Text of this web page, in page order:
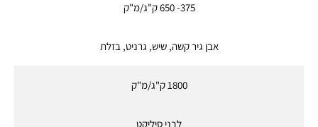
375- 650 ק"ג/מ"ק
אבן גיר קשה, שיש, גרניט, בזלת
1800 ק"ג/מ"ק
לבני סיליקט